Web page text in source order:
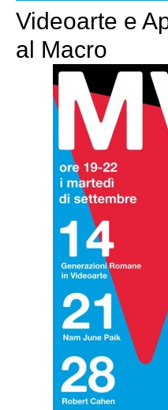
Videoarte e
al Macro